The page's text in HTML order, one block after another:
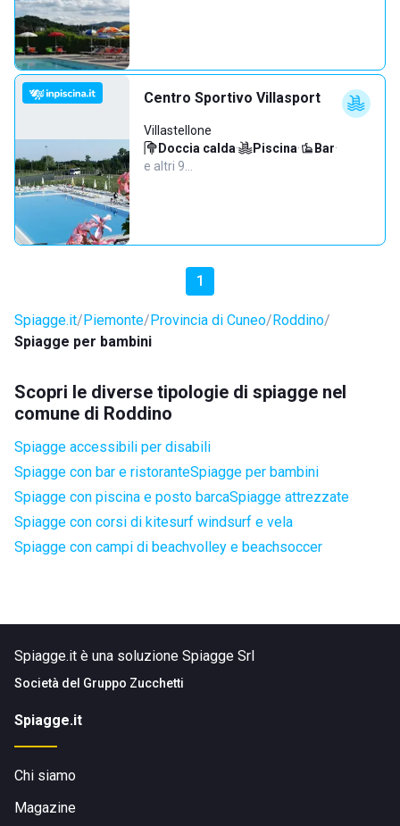
Centro Sportivo Villasport
Villastellone
Doccia calda· Piscina· Bar·
e altri 9…
1
Spiagge.it Piemonte Provincia di Cuneo Roddino
Spiagge per bambini
Scopri le diverse tipologie di spiagge nel
comune di Roddino
Spiagge accessibili per disabili
Spiagge con bar e ristoranteSpiagge per bambini
Spiagge con piscina e posto barcaSpiagge attrezzate
Spiagge con corsi di kitesurf windsurf e vela
Spiagge con campi di beachvolley e beachsoccer
Spiagge.it è una soluzione Spiagge Srl
Società del Gruppo Zucchetti
Spiagge.it
Chi siamo
Magazine